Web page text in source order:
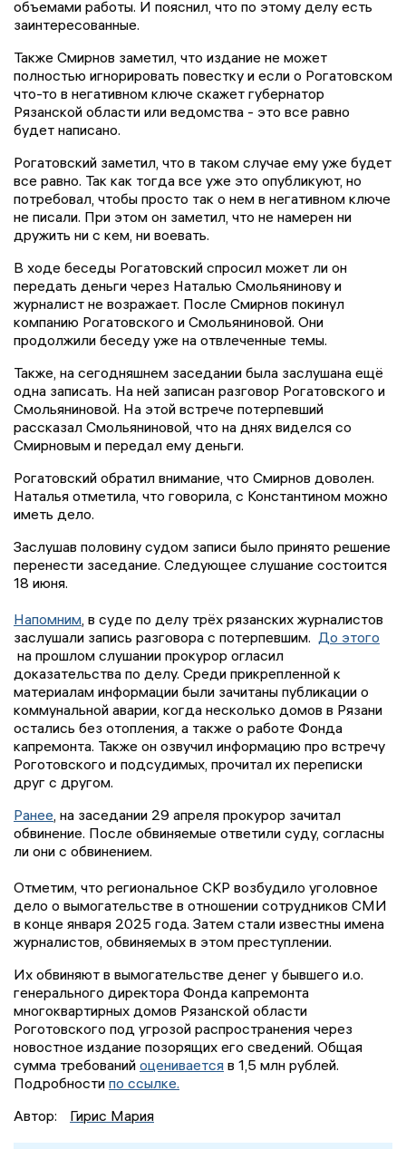
объемами работы. И пояснил, что по этому делу есть
заинтересованные.
Также Смирнов заметил, что издание не может
полностью игнорировать повестку и если о Рогатовском
что-то в негативном ключе скажет губернатор
Рязанской области или ведомства - это все равно
будет написано.
Рогатовский заметил, что в таком случае ему уже будет
все равно. Так как тогда все уже это опубликуют, но
потребовал, чтобы просто так о нем в негативном ключе
не писали. При этом он заметил, что не намерен ни
дружить ни с кем, ни воевать.
В ходе беседы Рогатовский спросил может ли он
передать деньги через Наталью Смольянинову и
журналист не возражает. После Смирнов покинул
компанию Рогатовского и Смольяниновой. Они
продолжили беседу уже на отвлеченные темы.
Также, на сегодняшнем заседании была заслушана ещё
одна записать. На ней записан разговор Рогатовского и
Смольяниновой. На этой встрече потерпевший
рассказал Смольяниновой, что на днях виделся со
Смирновым и передал ему деньги.
Рогатовский обратил внимание, что Смирнов доволен.
Наталья отметила, что говорила, с Константином можно
иметь дело.
Заслушав половину судом записи было принято решение
перенести заседание. Следующее слушание состоится
18 июня.
Напомним , в суде по делу трёх рязанских журналистов
заслушали запись разговора с потерпевшим. До этого
на прошлом слушании прокурор огласил
доказательства по делу. Среди прикрепленной к
материалам информации были зачитаны публикации о
коммунальной аварии, когда несколько домов в Рязани
остались без отопления, а также о работе Фонда
капремонта. Также он озвучил информацию про встречу
Роготовского и подсудимых, прочитал их переписки
друг с другом.
Ранее , на заседании 29 апреля прокурор зачитал
обвинение. После обвиняемые ответили суду, согласны
ли они с обвинением.
Отметим, что региональное СКР возбудило уголовное
дело о вымогательстве в отношении сотрудников СМИ
в конце января 2025 года. Затем стали известны имена
журналистов, обвиняемых в этом преступлении.
Их обвиняют в вымогательстве денег у бывшего и.о.
генерального директора Фонда капремонта
многоквартирных домов Рязанской области
Роготовского под угрозой распространения через
новостное издание позорящих его сведений. Общая
сумма требований оценивается в 1,5 млн рублей.
Подробности по ссылке.
Автор:
Гирис Мария